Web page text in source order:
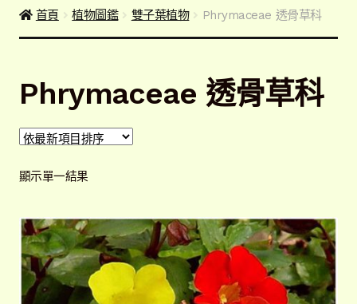
產品價格表
下載詢價單
植物圖鑑/標示牌/附件型錄
解說牌規格
選
單
聯絡我們
常見問題
展
子
客戶實績
展
首頁 植物圖鑑 雙子葉植物 Phrymaceae 透骨草科
Phrymaceae 透骨草科
顯示單一結果